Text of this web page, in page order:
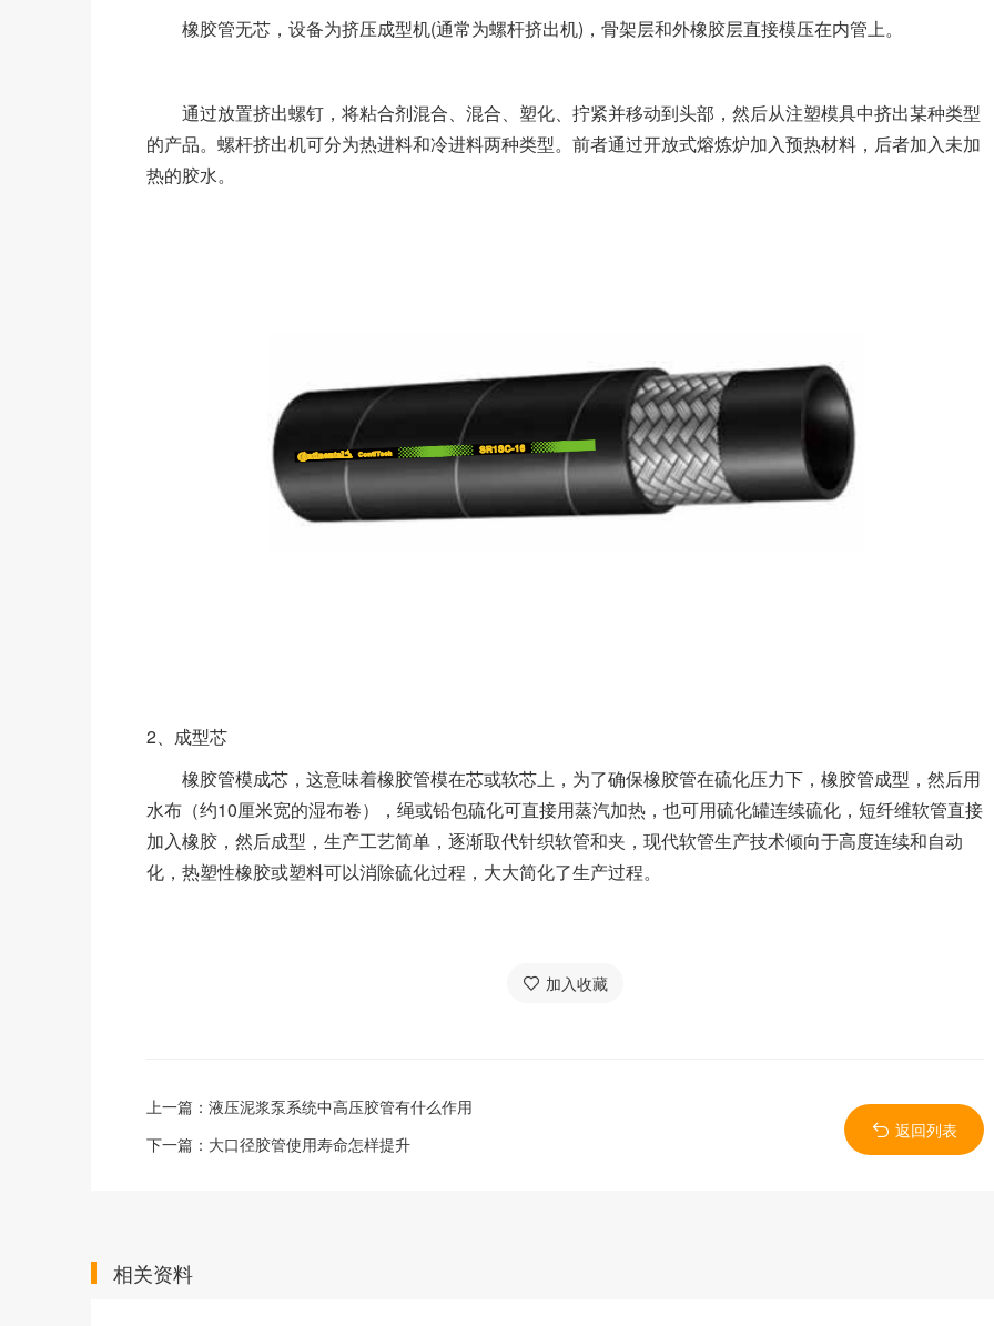
橡胶管无芯，设备为挤压成型机(通常为螺杆挤出机)，骨架层和外橡胶层直接模压在内管上。
通过放置挤出螺钉，将粘合剂混合、混合、塑化、拧紧并移动到头部，然后从注塑模具中挤出某种类型
的产品。螺杆挤出机可分为热进料和冷进料两种类型。前者通过开放式熔炼炉加入预热材料，后者加入未加
热的胶水。
2、成型芯
橡胶管模成芯，这意味着橡胶管模在芯或软芯上，为了确保橡胶管在硫化压力下，橡胶管成型，然后用
水布（约10厘米宽的湿布卷），绳或铅包硫化可直接用蒸汽加热，也可用硫化罐连续硫化，短纤维软管直接
加入橡胶，然后成型，生产工艺简单，逐渐取代针织软管和夹，现代软管生产技术倾向于高度连续和自动
化，热塑性橡胶或塑料可以消除硫化过程，大大简化了生产过程。
加入收藏
上一篇： 液压泥浆泵系统中高压胶管有什么作用
下一篇： 大口径胶管使用寿命怎样提升
返回列表
相关资料